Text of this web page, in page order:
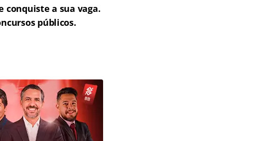
conquiste a sua vaga.
públicos.